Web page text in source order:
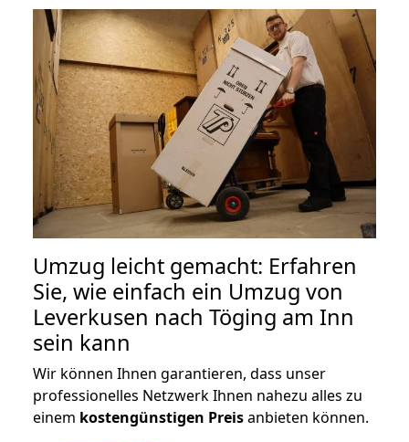
Umzug leicht gemacht: Erfahren
Sie, wie einfach ein Umzug von
Leverkusen nach Töging am Inn
sein kann
Wir können Ihnen garantieren, dass unser
professionelles Netzwerk Ihnen nahezu alles zu
einem kostengünstigen Preisanbieten können.